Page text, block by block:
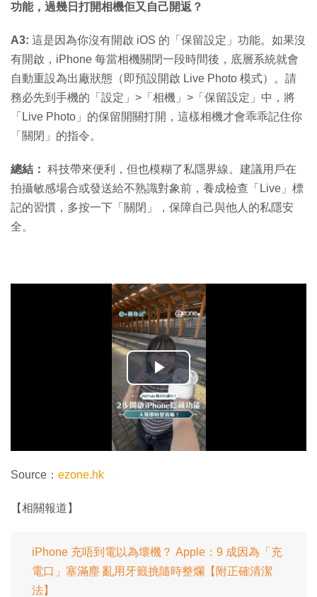
功能，過幾日打開相機佢又自己開返？
A3: 這是因為你沒有開啟 iOS 的「保留設定」功能。如果沒
有開啟，iPhone 每當相機關閉一段時間後，底層系統就會
自動重設為出廠狀態（即預設開啟 Live Photo 模式）。請
務必先到手機的「設定」>「相機」>「保留設定」中，將
「Live Photo」的保留開關打開，這樣相機才會乖乖記住你
「關閉」的指令。
總結： 科技帶來便利，但也模糊了私隱界線。建議用戶在
拍攝敏感場合或發送給不熟識對象前，養成檢查「Live」標
記的習慣，多按一下「關閉」，保障自己與他人的私隱安
全。
播
放
影
Source： ezone.hk
【相關報道】
iPhone 充唔到電以為壞機？ Apple：9 成因為「充
電口」塞滿塵 亂用牙籤挑隨時整爛【附正確清潔
法】